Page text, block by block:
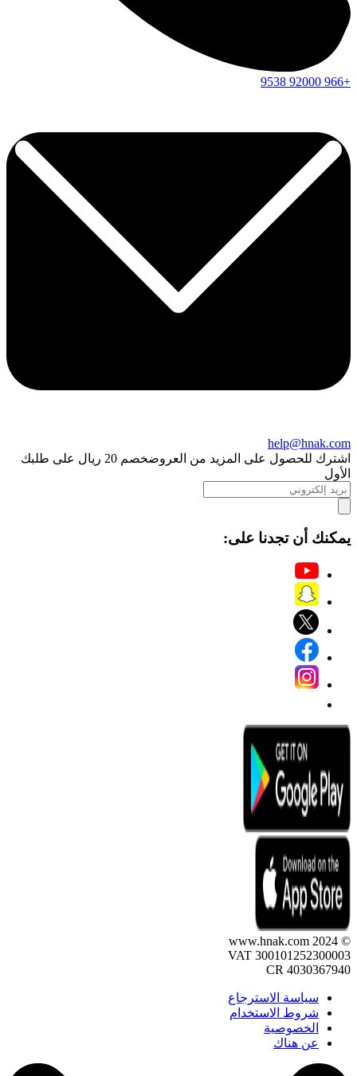
+966
92000
9538
help@hnak.com
اشترك للحصول على المزيد من العروض
خصم 20 ريال على طلبك
الأول
يمكنك أن تجدنا على:
© 2024 www.hnak.com
VAT 300101252300003
CR 4030367940
سياسة الاسترجاع
شروط الاستخدام
الخصوصية
عن هناك